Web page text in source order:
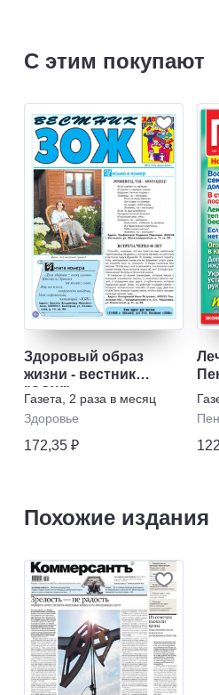
С этим покупают
Здоровый образ
жизни - вестник
"ЗОЖ"
Газета
2 раза в месяц
Здоровье
172,35 ₽
Похожие издания